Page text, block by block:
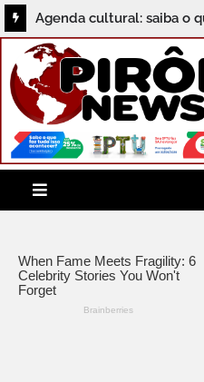
Agenda cultural: saiba o
neste sábado